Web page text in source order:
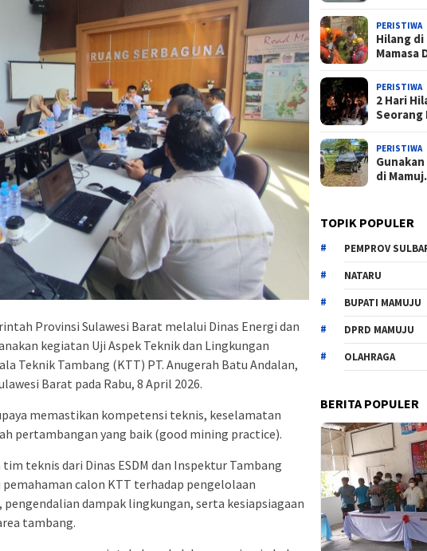
Provinsi Sulawesi Barat melalui Dinas Energi dan
kegiatan Uji Aspek Teknik dan Lingkungan
Teknik Tambang (KTT) PT. Anugerah Batu Andalan,
Barat pada Rabu, 8 April 2026.
memastikan kompetensi teknis, keselamatan
pertambangan yang baik (good mining practice).
teknis dari Dinas ESDM dan Inspektur Tambang
calon KTT terhadap pengelolaan
dampak lingkungan, serta kesiapsiagaan
tambang.
PERISTIWA
Hilang
Mamasa
PERISTIWA
2 Hari
PERISTIWA
di
TOPIK POPULER
PEMPROV
NATARU
BUPATI MAMUJU
DPRD MAMUJU
OLAHRAGA
BERITA POPULER